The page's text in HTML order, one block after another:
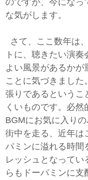
な気がします。
さて、ここ数年は
トに、聴きたい演
よい風景があるかが
ことに気づきまし
張りであるというこ
くいものです。必然
BGMにお気に入り
街中を走る、近年は
パミンに溢れる時間
レッシュとなって
らもドーパミンに